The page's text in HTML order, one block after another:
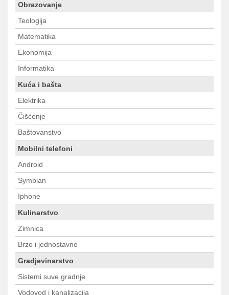
Obrazovanje
Teologija
Matematika
Ekonomija
Informatika
Kuća i bašta
Elektrika
Čišćenje
Baštovanstvo
Mobilni telefoni
Android
Symbian
Iphone
Kulinarstvo
Zimnica
Brzo i jednostavno
Gradjevinarstvo
Sistemi suve gradnje
Vodovod i kanalizacija